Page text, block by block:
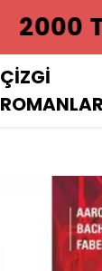
2000
ÇİZGİ
ROMANLAR